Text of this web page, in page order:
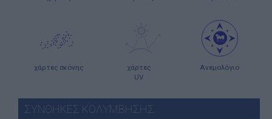
χάρτες σκόνης
χάρτες
UV
Ανεμολόγιο
ΣΥΝΘΗΚΕΣ ΚΟΛΥΜΒΗΣΗΣ